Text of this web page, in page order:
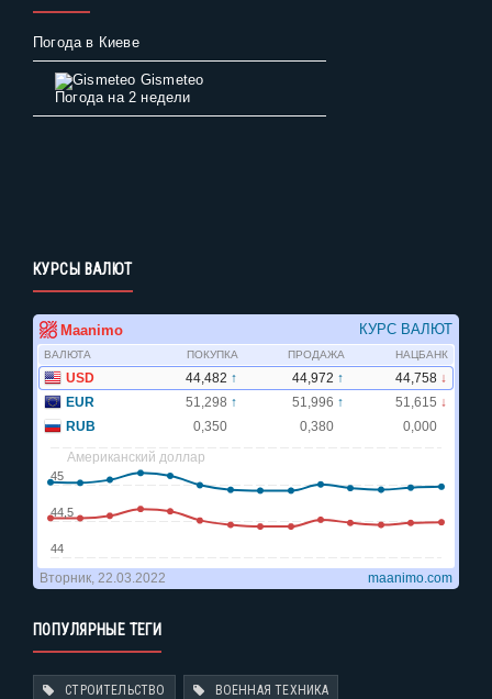
Погода в Киеве
Gismeteo
Погода на 2 недели
КУРСЫ ВАЛЮТ
ПОПУЛЯРНЫЕ ТЕГИ
СТРОИТЕЛЬСТВО ВОЕННАЯ ТЕХНИКА